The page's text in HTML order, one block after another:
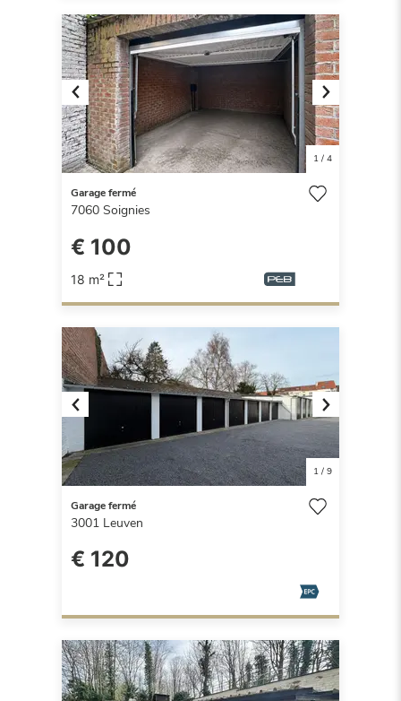
Previous Next
1/ 4
Garage fermé
7060 Soignies
€ 100
18 m²
Previous Next
1/ 9
Garage fermé
3001 Leuven
€ 120